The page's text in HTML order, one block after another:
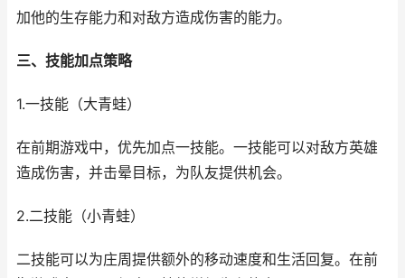
加他的生存能力和对敌方造成伤害的能力。
三、技能加点策略
1.一技能（大青蛙）
在前期游戏中，优先加点一技能。一技能可以对敌方英雄
造成伤害，并击晕目标，为队友提供机会。
2.二技能（小青蛙）
二技能可以为庄周提供额外的移动速度和生活回复。在前